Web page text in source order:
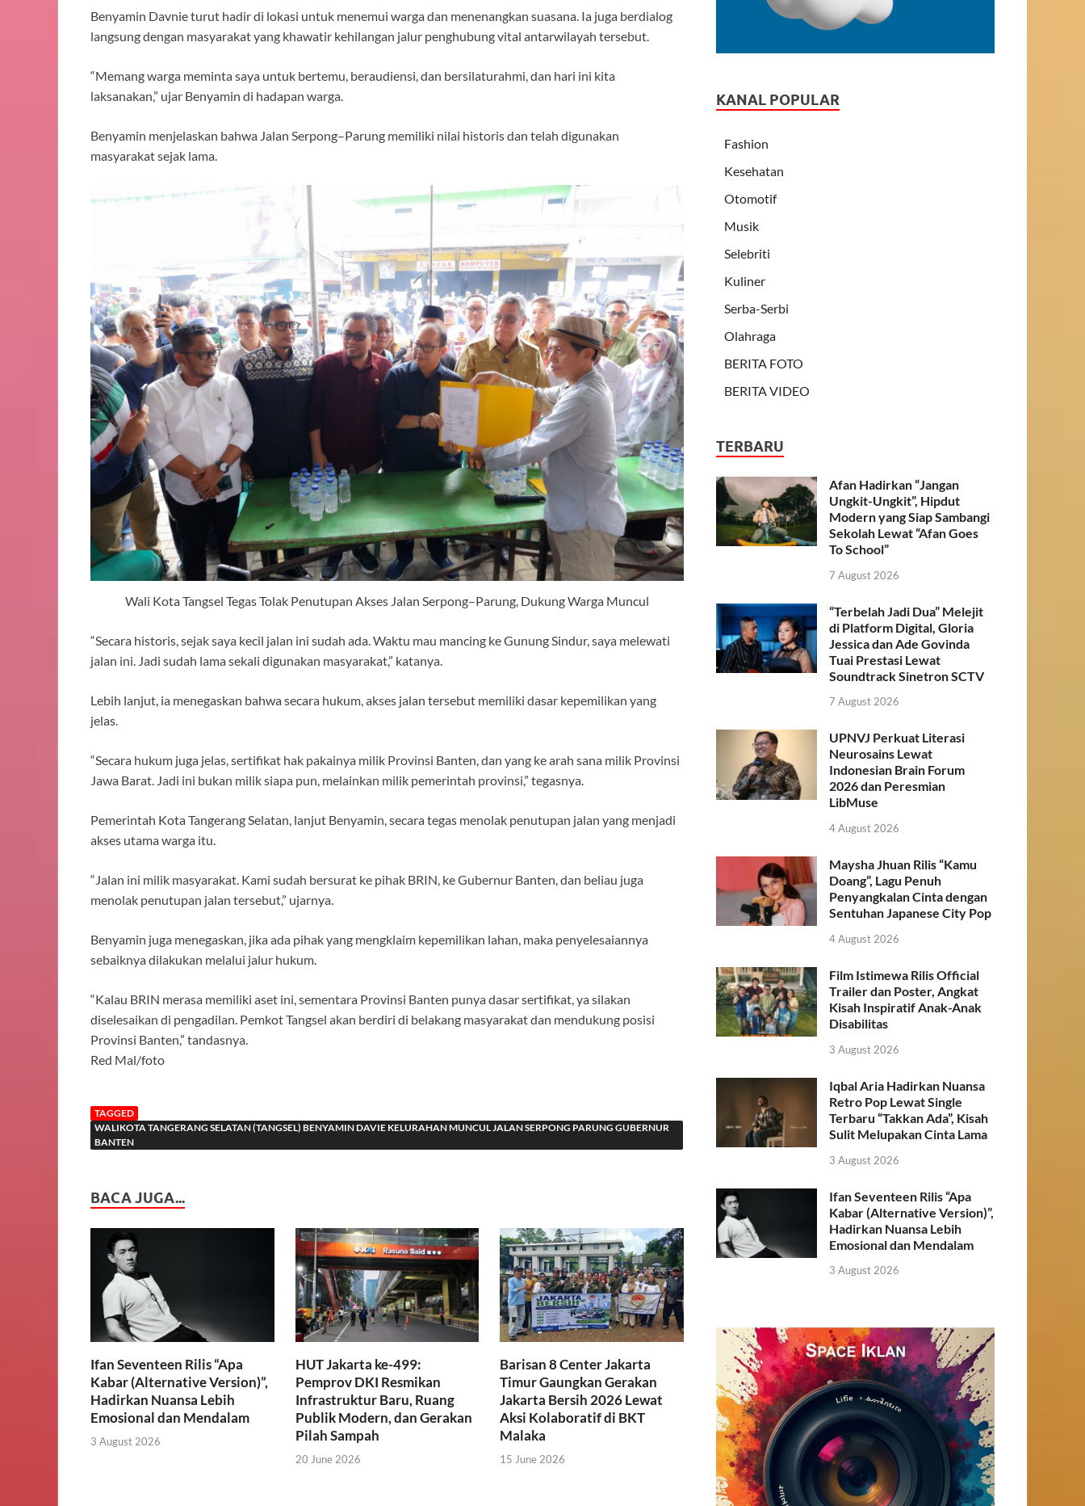
Benyamin Davnie turut hadir di lokasi untuk menemui warga dan menenangkan suasana. Ia juga berdialog
langsung dengan masyarakat yang khawatir kehilangan jalur penghubung vital antarwilayah tersebut.
“Memang warga meminta saya untuk bertemu, beraudiensi, dan bersilaturahmi, dan hari ini kita
laksanakan,” ujar Benyamin di hadapan warga.
Benyamin menjelaskan bahwa Jalan Serpong–Parung memiliki nilai historis dan telah digunakan
masyarakat sejak lama.
Wali Kota Tangsel Tegas Tolak Penutupan Akses Jalan Serpong–Parung, Dukung Warga Muncul
“Secara historis, sejak saya kecil jalan ini sudah ada. Waktu mau mancing ke Gunung Sindur, saya melewati
jalan ini. Jadi sudah lama sekali digunakan masyarakat,” katanya.
Lebih lanjut, ia menegaskan bahwa secara hukum, akses jalan tersebut memiliki dasar kepemilikan yang
jelas.
“Secara hukum juga jelas, sertifikat hak pakainya milik Provinsi Banten, dan yang ke arah sana milik Provinsi
Jawa Barat. Jadi ini bukan milik siapa pun, melainkan milik pemerintah provinsi,” tegasnya.
Pemerintah Kota Tangerang Selatan, lanjut Benyamin, secara tegas menolak penutupan jalan yang menjadi
akses utama warga itu.
“Jalan ini milik masyarakat. Kami sudah bersurat ke pihak BRIN, ke Gubernur Banten, dan beliau juga
menolak penutupan jalan tersebut,” ujarnya.
Benyamin juga menegaskan, jika ada pihak yang mengklaim kepemilikan lahan, maka penyelesaiannya
sebaiknya dilakukan melalui jalur hukum.
“Kalau BRIN merasa memiliki aset ini, sementara Provinsi Banten punya dasar sertifikat, ya silakan
diselesaikan di pengadilan. Pemkot Tangsel akan berdiri di belakang masyarakat dan mendukung posisi
Provinsi Banten,” tandasnya.
Red Mal/foto
TAGGED
WALIKOTA TANGERANG SELATAN (TANGSEL) BENYAMIN DAVIE KELURAHAN MUNCUL JALAN SERPONG PARUNG GUBERNUR
BANTEN
BACA JUGA...
Ifan Seventeen Rilis “Apa
Kabar (Alternative Version)”,
Hadirkan Nuansa Lebih
Emosional dan Mendalam
3 August 2026
HUT Jakarta ke-499:
Pemprov DKI Resmikan
Infrastruktur Baru, Ruang
Publik Modern, dan Gerakan
Pilah Sampah
20 June 2026
Barisan 8 Center Jakarta
Timur Gaungkan Gerakan
Jakarta Bersih 2026 Lewat
Aksi Kolaboratif di BKT
Malaka
15 June 2026
KANAL POPULAR
Fashion
Kesehatan
Otomotif
Musik
Selebriti
Kuliner
Serba-Serbi
Olahraga
BERITA FOTO
BERITA VIDEO
TERBARU
Afan Hadirkan “Jangan
Ungkit-Ungkit”, Hipdut
Modern yang Siap Sambangi
Sekolah Lewat “Afan Goes
To School”
7 August 2026
“Terbelah Jadi Dua” Melejit
di Platform Digital, Gloria
Jessica dan Ade Govinda
Tuai Prestasi Lewat
Soundtrack Sinetron SCTV
7 August 2026
UPNVJ Perkuat Literasi
Neurosains Lewat
Indonesian Brain Forum
2026 dan Peresmian
LibMuse
4 August 2026
Maysha Jhuan Rilis “Kamu
Doang”, Lagu Penuh
Penyangkalan Cinta dengan
Sentuhan Japanese City Pop
4 August 2026
Film Istimewa Rilis Official
Trailer dan Poster, Angkat
Kisah Inspiratif Anak-Anak
Disabilitas
3 August 2026
Iqbal Aria Hadirkan Nuansa
Retro Pop Lewat Single
Terbaru “Takkan Ada”, Kisah
Sulit Melupakan Cinta Lama
3 August 2026
Ifan Seventeen Rilis “Apa
Kabar (Alternative Version)”,
Hadirkan Nuansa Lebih
Emosional dan Mendalam
3 August 2026